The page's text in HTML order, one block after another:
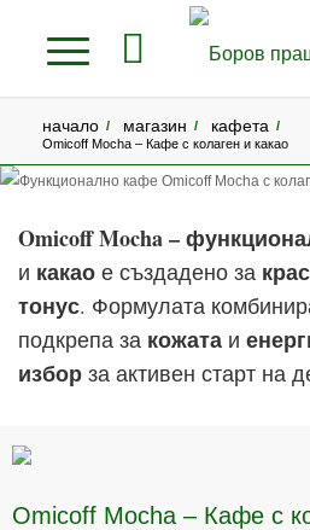
начало / магазин / кафета /
Omicoff Mocha – Кафе с колаген и какао
Omicoff Mocha –
и какао е създадено за
тонус. Формулата
подкрепа за кожата и
избор за активен старт на
Omicoff Mocha – Кафе с